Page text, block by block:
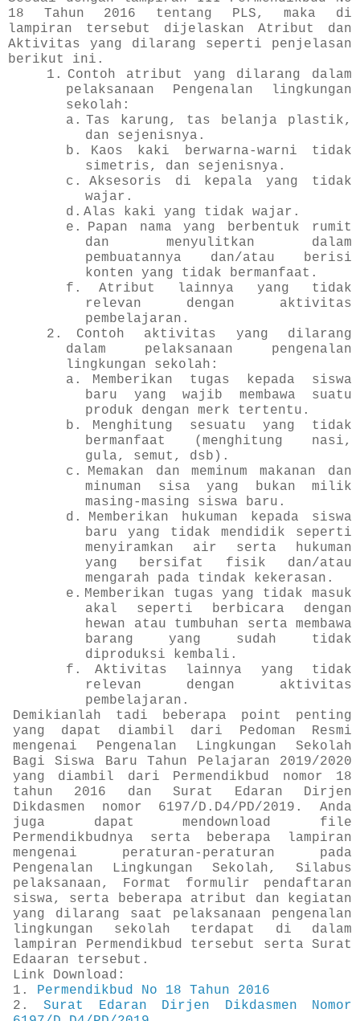
18 Tahun 2016 tentang PLS, maka di
lampiran tersebut dijelaskan Atribut dan
Aktivitas yang dilarang seperti penjelasan
berikut ini.
1.
Contoh atribut yang dilarang dalam
pelaksanaan Pengenalan lingkungan
sekolah:
a. Tas karung, tas belanja plastik,
dan sejenisnya.
b.
Kaos kaki berwarna-warni tidak
simetris, dan sejenisnya.
c.
Aksesoris di kepala yang tidak
wajar.
d. Alas kaki yang tidak wajar.
e.
Papan nama yang berbentuk rumit
dan menyulitkan dalam
pembuatannya dan/atau berisi
konten yang tidak bermanfaat.
f.
Atribut lainnya yang tidak
relevan dengan aktivitas
pembelajaran.
2.
Contoh aktivitas yang dilarang
dalam pelaksanaan pengenalan
lingkungan sekolah:
a.
Memberikan tugas kepada siswa
baru yang wajib membawa suatu
produk dengan merk tertentu.
b.
Menghitung sesuatu yang tidak
bermanfaat (menghitung nasi,
gula, semut, dsb).
c.
Memakan dan meminum makanan dan
minuman sisa yang bukan milik
masing-masing siswa baru.
d.
Memberikan hukuman kepada siswa
baru yang tidak mendidik seperti
menyiramkan air serta hukuman
yang bersifat fisik dan/atau
mengarah pada tindak kekerasan.
e. Memberikan tugas yang tidak masuk
akal seperti berbicara dengan
hewan atau tumbuhan serta membawa
barang yang sudah tidak
diproduksi kembali.
f.
Aktivitas lainnya yang tidak
relevan dengan aktivitas
pembelajaran.
Demikianlah tadi beberapa point penting
yang dapat diambil dari Pedoman Resmi
mengenai Pengenalan Lingkungan Sekolah
Bagi Siswa Baru Tahun Pelajaran 2019/2020
yang diambil dari Permendikbud nomor 18
tahun 2016 dan Surat Edaran Dirjen
Dikdasmen nomor 6197/D.D4/PD/2019. Anda
juga dapat mendownload file
Permendikbudnya serta beberapa lampiran
mengenai peraturan-peraturan pada
Pengenalan Lingkungan Sekolah, Silabus
pelaksanaan, Format formulir pendaftaran
siswa, serta beberapa atribut dan kegiatan
yang dilarang saat pelaksanaan pengenalan
lingkungan sekolah terdapat di dalam
lampiran Permendikbud tersebut serta Surat
Edaaran tersebut.
Link Download:
1. Permendikbud No 18 Tahun 2016
2.Surat Edaran Dirjen Dikdasmen Nomor